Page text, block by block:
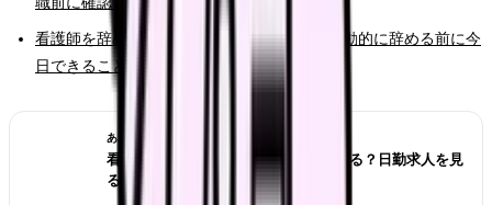
看護師を辞めたいと強く思った時の初動｜衝動的に辞める前に今
日できること
あわせて読みたい
看護師が夜勤なしにすると給料は下がる？日勤求人を見
る前の収入チェック